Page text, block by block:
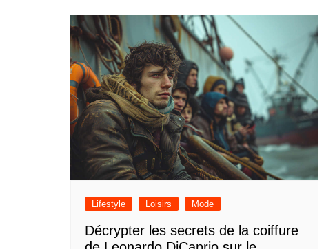
Lifestyle Loisirs Mode
Décrypter les secrets de la coiffure